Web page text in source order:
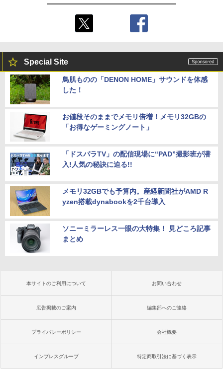
Special Site
鳥肌ものの「DENON HOME」サウンドを体感
した！
お値段そのままでメモリ倍増！メモリ32GBの
「お得なゲーミングノート」
「ドスパラTV」の配信現場に“PAD”撮影班が潜
入!人気の秘訣に迫る!!
メモリ32GBでも予算内。産経新聞社がAMD R
yzen搭載dynabookを2千台導入
ソニーミラーレス一眼の大特集！ 見どころ記事
まとめ
本サイトのご利用について お問い合わせ
広告掲載のご案内 編集部へのご連絡
プライバシーポリシー 会社概要
インプレスグループ 特定商取引法に基づく表示